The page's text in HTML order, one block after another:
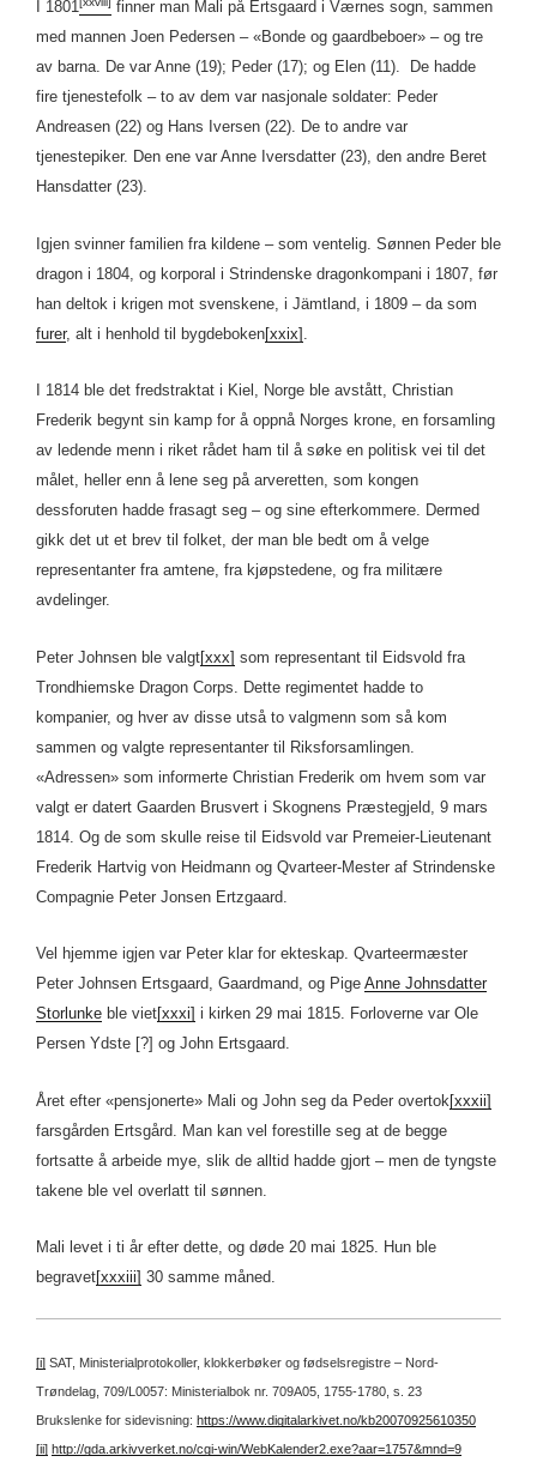
I 1801
finner man Mali på Ertsgaard i Værnes sogn, sammen
med mannen Joen Pedersen – «Bonde og gaardbeboer» – og tre
av barna. De var Anne (19); Peder (17); og Elen (11). De hadde
fire tjenestefolk – to av dem var nasjonale soldater: Peder
Andreasen (22) og Hans Iversen (22). De to andre var
tjenestepiker. Den ene var Anne Iversdatter (23), den andre Beret
Hansdatter (23).
Igjen svinner familien fra kildene – som ventelig. Sønnen Peder ble
dragon i 1804, og korporal i Strindenske dragonkompani i 1807, før
han deltok i krigen mot svenskene, i Jämtland, i 1809 – da som
furer, alt i henhold til bygdeboken[xxix]
I 1814 ble det fredstraktat i Kiel, Norge ble avstått, Christian
Frederik begynt sin kamp for å oppnå Norges krone, en forsamling
av ledende menn i riket rådet ham til å søke en politisk vei til det
målet, heller enn å lene seg på arveretten, som kongen
dessforuten hadde frasagt seg – og sine efterkommere. Dermed
gikk det ut et brev til folket, der man ble bedt om å velge
representanter fra amtene, fra kjøpstedene, og fra militære
avdelinger.
Peter Johnsen ble valgt[xxx] som representant til Eidsvold fra
Trondhiemske Dragon Corps. Dette regimentet hadde to
kompanier, og hver av disse utså to valgmenn som så kom
sammen og valgte representanter til Riksforsamlingen.
«Adressen» som informerte Christian Frederik om hvem som var
valgt er datert Gaarden Brusvert i Skognens Præstegjeld, 9 mars
1814. Og de som skulle reise til Eidsvold var Premeier-Lieutenant
Frederik Hartvig von Heidmann og Qvarteer-Mester af Strindenske
Compagnie Peter Jonsen Ertzgaard.
Vel hjemme igjen var Peter klar for ekteskap. Qvarteermæster
Peter Johnsen Ertsgaard, Gaardmand, og Pige Anne Johnsdatter
Storlunke ble viet[xxxi] i kirken 29 mai 1815. Forloverne var Ole
Persen Ydste [?] og John Ertsgaard.
Året efter «pensjonerte» Mali og John seg da Peder overtok[xxxii]
farsgården Ertsgård. Man kan vel forestille seg at de begge
fortsatte å arbeide mye, slik de alltid hadde gjort – men de tyngste
takene ble vel overlatt til sønnen.
Mali levet i ti år efter dette, og døde 20 mai 1825. Hun ble
begravet[xxxiii] 30 samme måned.
[i] SAT, Ministerialprotokoller, klokkerbøker og fødselsregistre – Nord-
Trøndelag, 709/L0057: Ministerialbok nr. 709A05, 1755-1780, s. 23
Brukslenke for sidevisning: https://www.digitalarkivet.no/kb20070925610350
[ii] http://gda.arkivverket.no/cgi-win/WebKalender2.exe?aar=1757&mnd=9